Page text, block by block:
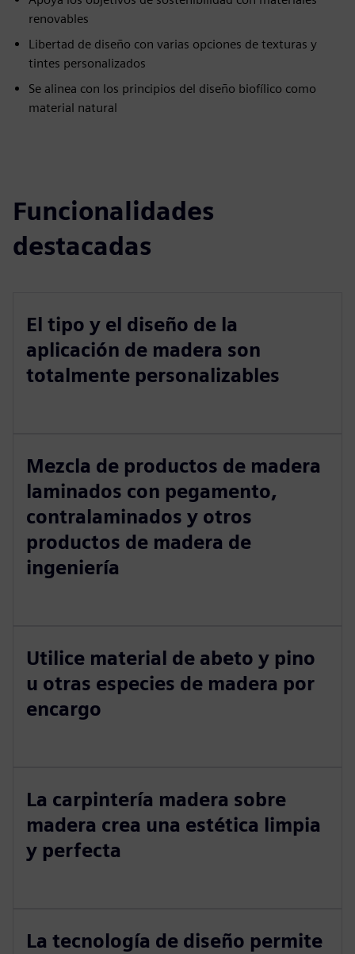
renovables
Libertad de diseño con varias opciones de texturas y
tintes personalizados
Se alinea con los principios del diseño biofílico como
material natural
Funcionalidades
destacadas
El tipo y el diseño de la
aplicación de madera son
totalmente personalizables
Mezcla de productos de madera
laminados con pegamento,
contralaminados y otros
productos de madera de
ingeniería
Utilice material de abeto y pino
u otras especies de madera por
encargo
La carpintería madera sobre
madera crea una estética limpia
y perfecta
La tecnología de diseño permite